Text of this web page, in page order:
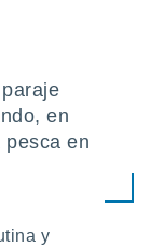
en
pesca en
y